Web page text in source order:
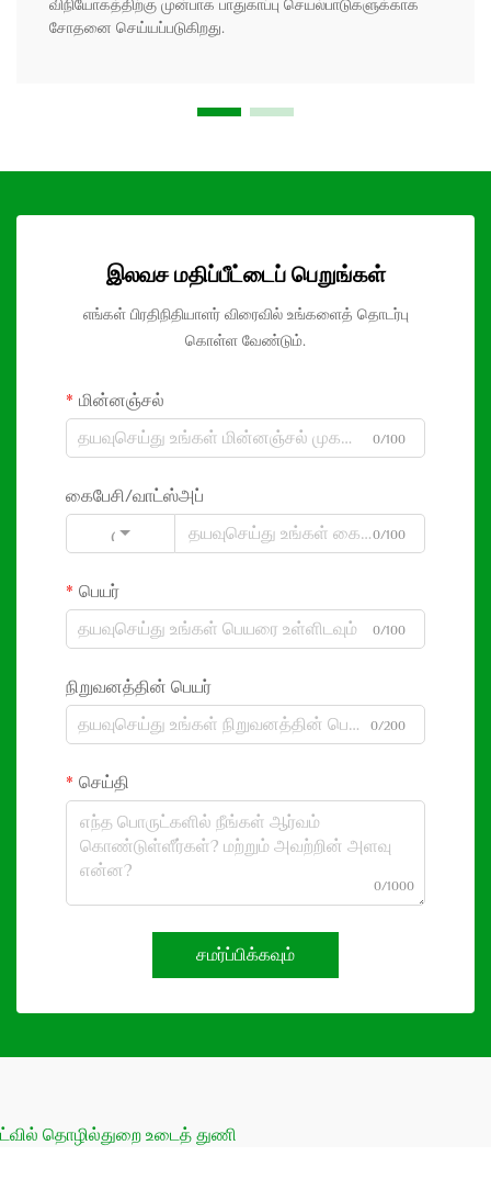
விநியோகத்திற்கு முன்பாக பாதுகாப்பு செயல்பாடுகளுக்காக
சோதனை செய்யப்படுகிறது.
இலவச மதிப்பீட்டைப் பெறுங்கள்
எங்கள் பிரதிநிதியாளர் விரைவில் உங்களைத் தொடர்பு
கொள்ள வேண்டும்.
மின்னஞ்சல்
0/100
கைபேசி/வாட்ஸ்அப்
Code 0/100
பெயர்
0/100
நிறுவனத்தின் பெயர்
0/200
செய்தி
0/1000
சமர்ப்பிக்கவும்
ட்வில் தொழில்துறை உடைத் துணி